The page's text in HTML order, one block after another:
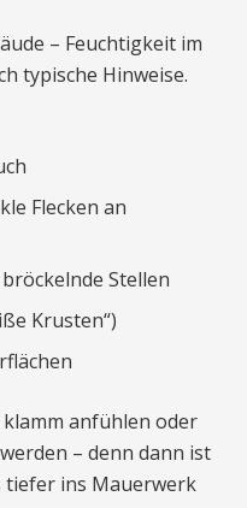
– Feuchtigkeit im
typische Hinweise.
Flecken an
Stellen
Krusten“)
anfühlen oder
– denn dann ist
tiefer ins Mauerwerk